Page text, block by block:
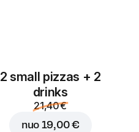
2 small pizzas + 2
drinks
21,40 €
nuo 19,00 €